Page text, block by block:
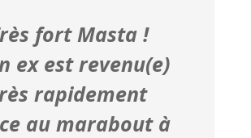
fort Masta !
ex est revenu(e)
rapidement
au marabout à